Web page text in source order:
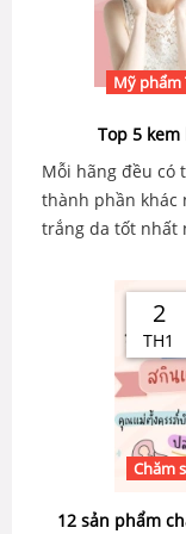
Mỹ phẩm
Top 5
Mỗi hãng đều có
thành phần khác
trắng da tốt nhất
2
TH1
Chăm
12 sản phẩm